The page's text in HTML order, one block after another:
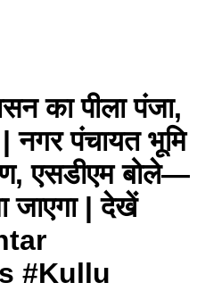
का पीला पंजा,
| नगर पंचायत भूमि
एसडीएम बोले—
जाएगा | देखें
#Kullu